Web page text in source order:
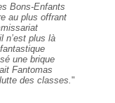
Bons-Enfants
au plus offrant
n’est plus là
une brique
Fantomas
des classes."